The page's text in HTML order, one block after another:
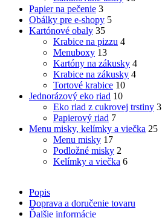
Papier na pečenie 3
Obálky pre e-shopy 5
Kartónové obaly 35
Krabice na pizzu 4
Menuboxy 13
Kartóny na zákusky 4
Krabice na zákusky 4
Tortové krabice 10
Jednorázový eko riad 10
Eko riad z cukrovej trstiny 3
Papierový riad 7
Menu misky, kelímky a viečka 25
Menu misky 17
Podložné misky 2
Kelímky a viečka 6
Popis
Doprava a doručenie tovaru
Ďalšie informácie